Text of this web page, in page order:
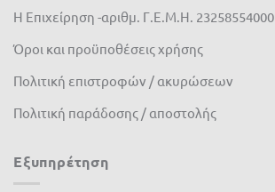
Η Επιχείρηση -αριθμ. Γ.Ε.Μ.Η. 23258554000
Όροι και προϋποθέσεις χρήσης
Πολιτική επιστροφών / ακυρώσεων
Πολιτική παράδοσης / αποστολής
Εξυπηρέτηση